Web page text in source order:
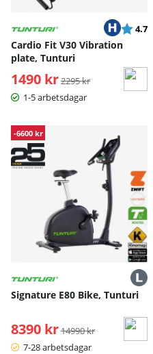
Betyg:
4.7
Cardio Fit V30 Vibration
plate, Tunturi
1490 kr Ordinarie pris:
2295 kr
1-5 arbetsdagar
-6600 kr
Signature E80 Bike, Tunturi
8390 kr Ordinarie pris:
14990 kr
7-28 arbetsdagar